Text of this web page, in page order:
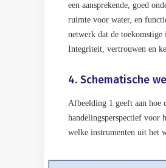
een aansprekende, goed
ruimte voor water, en
netwerk dat de
Integriteit, vertrouwen en
4. Schematische
Afbeelding 1 geeft aan hoe
handelingsperspectief voor
welke instrumenten uit het